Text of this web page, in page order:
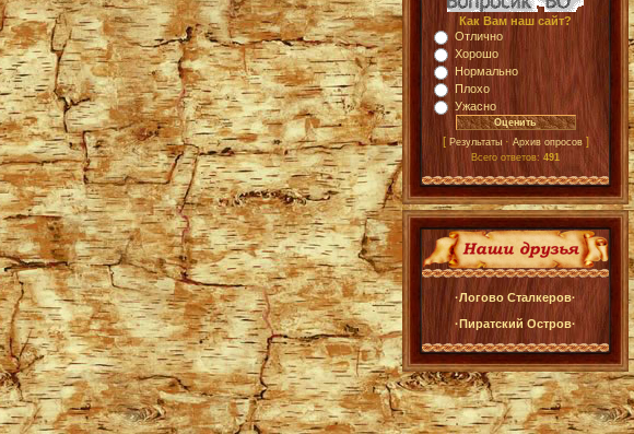
Как Вам наш сайт?
Отлично
Хорошо
Нормально
Плохо
Ужасно
[ Результаты· Архив опросов]
Всего ответов: 491
·Логово Сталкеров·
·Пиратский Остров·